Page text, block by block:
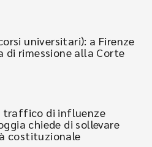
universitari): a Firenze
di rimessione alla Corte
traffico di influenze
chiede di sollevare
costituzionale